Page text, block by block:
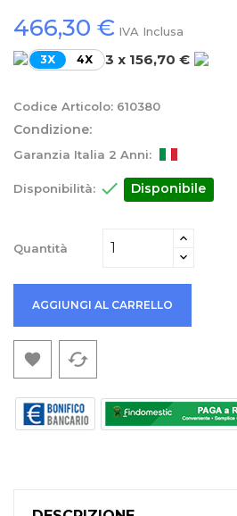
466,30 € IVA Inclusa
3X 4X 3 x 156,70 €
Codice Articolo: 610380
Condizione:
Garanzia Italia 2 Anni:
Disponibilità:  Disponibile
Quantità
AGGIUNGI AL CARRELLO
 cached